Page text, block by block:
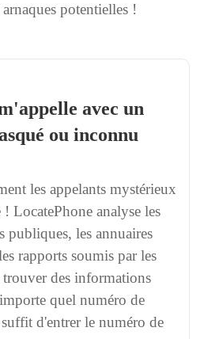
potentielles !
avec un
ou inconnu
les appelants mystérieux
LocatePhone analyse les
publiques, les annuaires
rapports soumis par les
des informations
quel numéro de
d'entrer le numéro de